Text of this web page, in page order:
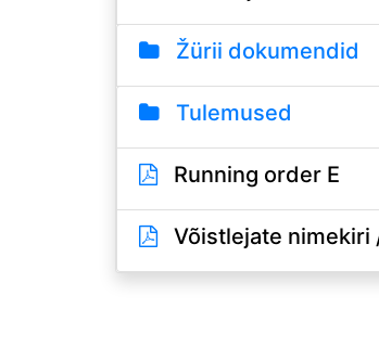
Žürii dokumendid
Tulemused
Running order E
Võistlejate nimekiri